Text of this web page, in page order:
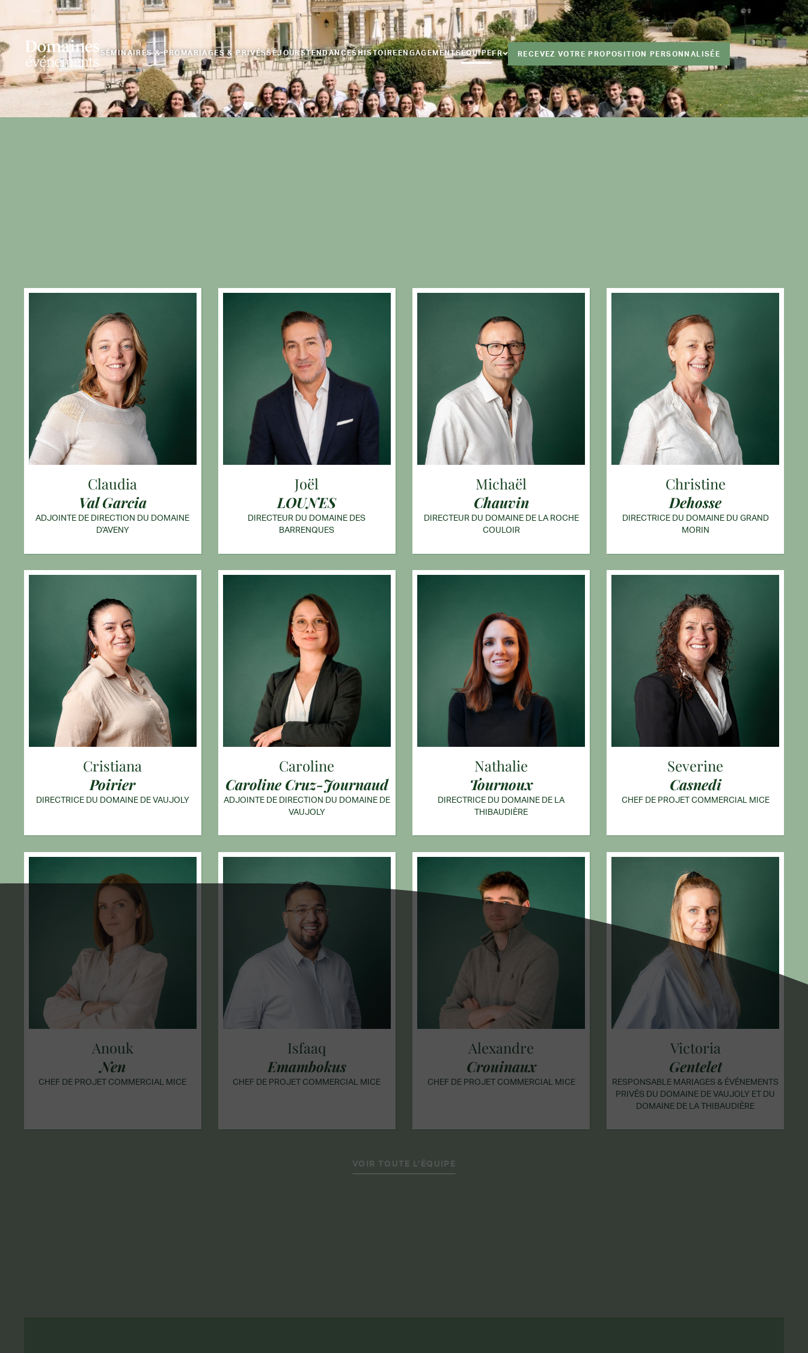
SÉMINAIRES & PRO MARIAGES & PRIVÉSSÉJOURSTENDANCESHISTOIREENGAGEMENTSÉQUIPEFR RECEVEZ VOTRE PROPOSITION PERSONNALISÉE
Claudia
Val Garcia
ADJOINTE DE DIRECTION DU DOMAINE
D’AVENY
Joël
LOUNES
DIRECTEUR DU DOMAINE DES
BARRENQUES
Michaël
Chauvin
DIRECTEUR DU DOMAINE DE LA ROCHE
COULOIR
Christine
Dehosse
DIRECTRICE DU DOMAINE DU GRAND
MORIN
Cristiana
Poirier
DIRECTRICE DU DOMAINE DE VAUJOLY
Caroline
Caroline Cruz-Journaud
ADJOINTE DE DIRECTION DU DOMAINE DE
VAUJOLY
Nathalie
Tournoux
DIRECTRICE DU DOMAINE DE LA
THIBAUDIÈRE
Severine
Casnedi
CHEF DE PROJET COMMERCIAL MICE
Anouk
Nen
CHEF DE PROJET COMMERCIAL MICE
Isfaaq
Emambokus
CHEF DE PROJET COMMERCIAL MICE
Alexandre
Crouinaux
CHEF DE PROJET COMMERCIAL MICE
Victoria
Gentelet
RESPONSABLE MARIAGES & ÉVÉNEMENTS
PRIVÉS DU DOMAINE DE VAUJOLY ET DU
DOMAINE DE LA THIBAUDIÈRE
VOIR TOUTE L’ÉQUIPE